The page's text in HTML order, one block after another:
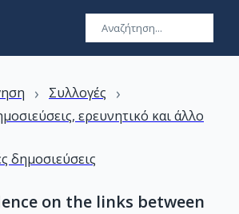
› Συλλογές ›
ερευνητικό και άλλο
δημοσιεύσεις
on the links between